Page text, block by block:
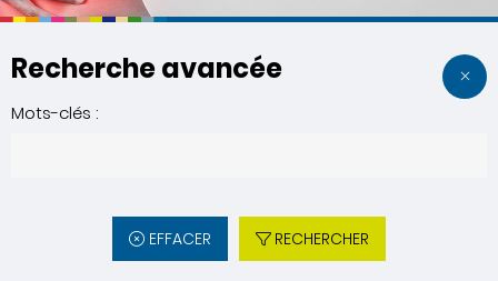
Recherche avancée
Mots-clés :
EFFACER RECHERCHER